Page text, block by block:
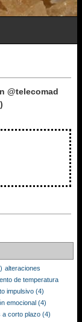
@telecomad
alteraciones
de temperatura
impulsivo (4)
emocional (4)
a corto plazo (4)